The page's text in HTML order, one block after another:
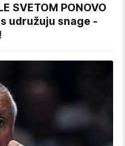
SVETOM PONOVO
udružuju snage -